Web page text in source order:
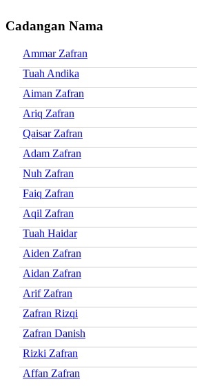
Cadangan Nama
Ammar Zafran
Tuah Andika
Aiman Zafran
Ariq Zafran
Qaisar Zafran
Adam Zafran
Nuh Zafran
Faiq Zafran
Aqil Zafran
Tuah Haidar
Aiden Zafran
Aidan Zafran
Arif Zafran
Zafran Rizqi
Zafran Danish
Rizki Zafran
Affan Zafran